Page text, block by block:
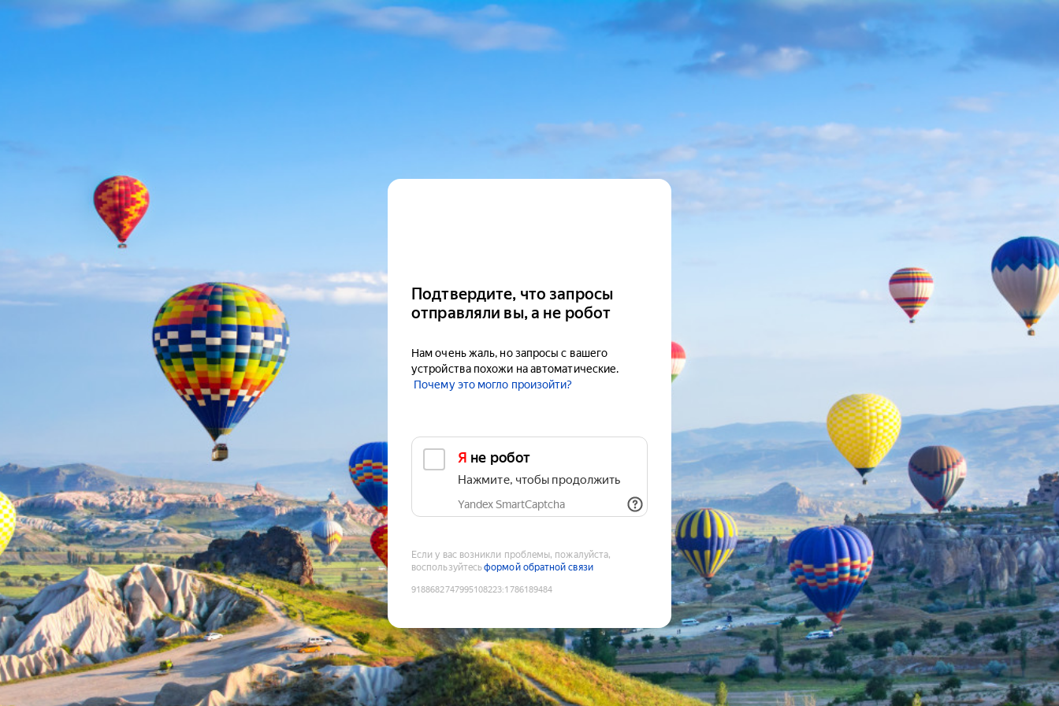
Подтвердите, что запросы
отправляли вы, а не робот
Нам очень жаль, но запросы с вашего
устройства похожи на автоматические.
Почему это могло произойти?
Я не робот
Нажмите, чтобы продолжить
Yandex SmartCaptcha
Если у вас возникли проблемы, пожалуйста,
воспользуйтесьформой обратной связи
9188682747995108223:1786189484